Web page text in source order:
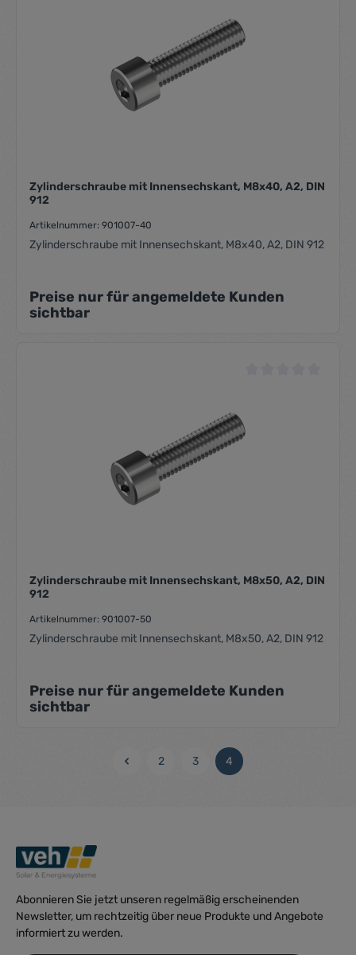
Zylinderschraube mit Innensechskant, M8x40, A2, DIN
912
Artikelnummer: 901007-40
Zylinderschraube mit Innensechskant, M8x40, A2, DIN 912
Preise nur für angemeldete Kunden
sichtbar
Zylinderschraube mit Innensechskant, M8x50, A2, DIN
912
Artikelnummer: 901007-50
Zylinderschraube mit Innensechskant, M8x50, A2, DIN 912
Preise nur für angemeldete Kunden
sichtbar
Seite
2
Seite
3
Seite
4
Abonnieren Sie jetzt unseren regelmäßig erscheinenden
Newsletter, um rechtzeitig über neue Produkte und Angebote
informiert zu werden.